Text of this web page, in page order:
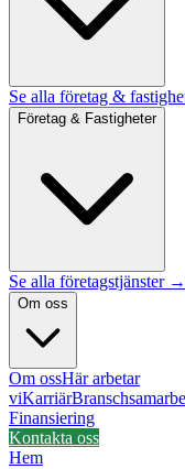
Se alla företag &
Företag & Fastigheter
Se alla företagstjänster →
Om oss
Om ossHär arbetar
viKarriär
Finansiering
Kontakta oss
Hem